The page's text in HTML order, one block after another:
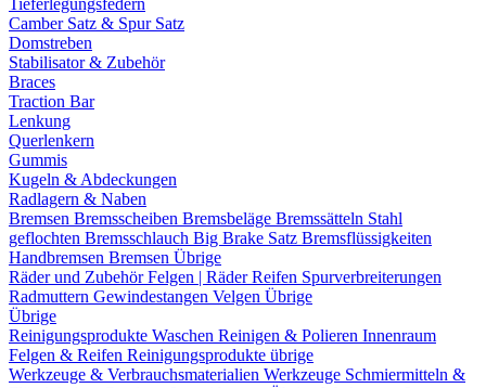
Tieferlegungsfedern
Camber Satz & Spur Satz
Domstreben
Stabilisator & Zubehör
Braces
Traction Bar
Lenkung
Querlenkern
Gummis
Kugeln & Abdeckungen
Radlagern & Naben
Bremsen Bremsscheiben Bremsbeläge Bremssätteln Stahl
geflochten Bremsschlauch Big Brake Satz Bremsflüssigkeiten
Handbremsen Bremsen Übrige
Räder und ZubehörFelgen | RäderReifen Spurverbreiterungen
Radmuttern Gewindestangen Velgen Übrige
Übrige
Reinigungsprodukte Waschen Reinigen & Polieren Innenraum
Felgen & Reifen Reinigungsprodukte übrige
Werkzeuge & Verbrauchsmaterialien Werkzeuge Schmiermitteln &